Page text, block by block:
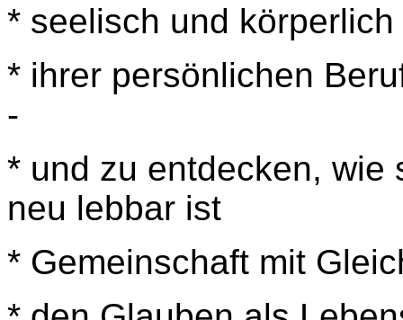
* seelisch und
* ihrer persönlichen
-
* und zu entdecken, wie
neu lebbar ist
* Gemeinschaft mit